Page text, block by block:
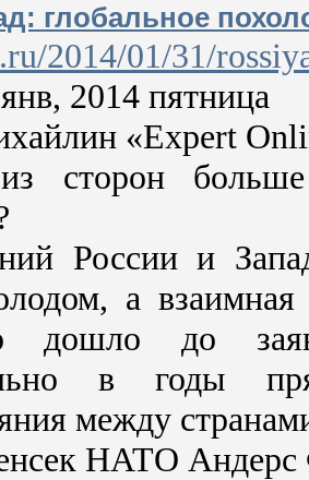
глобальное
2014/01/31/
2014 пятница
«Expert
сторон
России и
а взаимная
дошло до
в годы
между
НАТО